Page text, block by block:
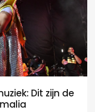
Dit zijn de